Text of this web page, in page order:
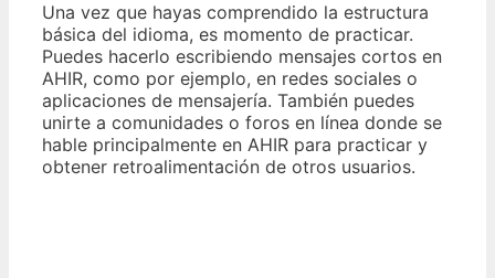
Una vez que hayas comprendido la estructura
básica del idioma, es momento de practicar.
Puedes hacerlo escribiendo mensajes cortos en
AHIR, como por ejemplo, en redes sociales o
aplicaciones de mensajería. También puedes
unirte a comunidades o foros en línea donde se
hable principalmente en AHIR para practicar y
obtener retroalimentación de otros usuarios.